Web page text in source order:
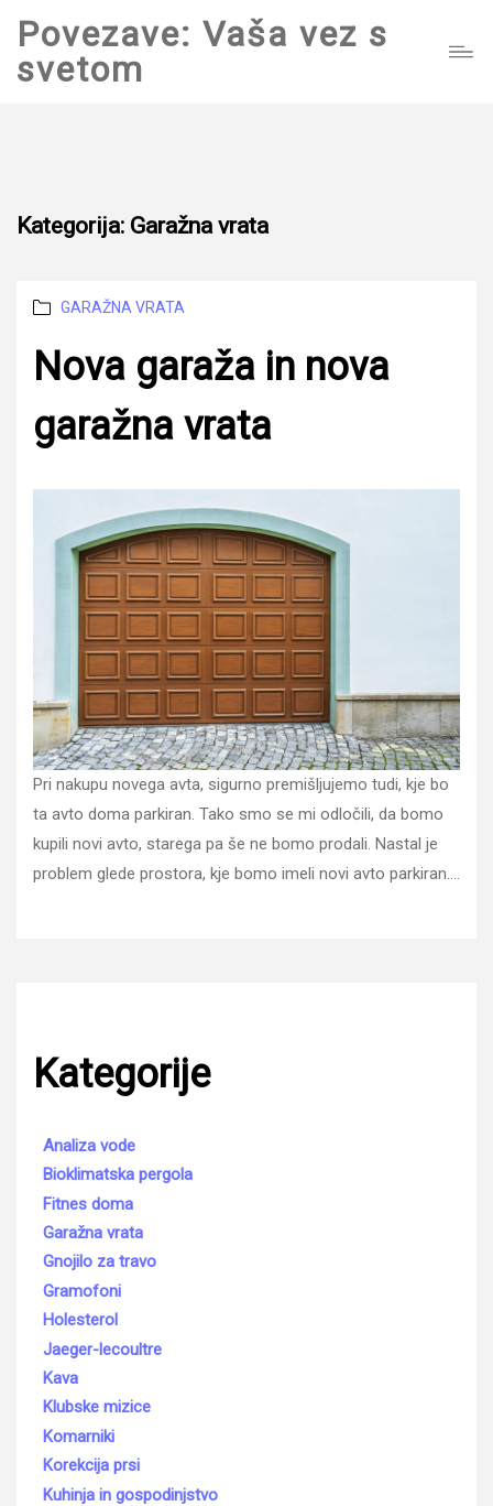
Povezave: Vaša vez s
svetom
Kategorija: Garažna vrata
Categories
GARAŽNA VRATA
Nova garaža in nova
garažna vrata
Pri nakupu novega avta, sigurno premišljujemo tudi, kje bo
ta avto doma parkiran. Tako smo se mi odločili, da bomo
kupili novi avto, starega pa še ne bomo prodali. Nastal je
problem glede prostora, kje bomo imeli novi avto parkiran.…
Kategorije
Analiza vode
Bioklimatska pergola
Fitnes doma
Garažna vrata
Gnojilo za travo
Gramofoni
Holesterol
Jaeger-lecoultre
Kava
Klubske mizice
Komarniki
Korekcija prsi
Kuhinja in gospodinjstvo